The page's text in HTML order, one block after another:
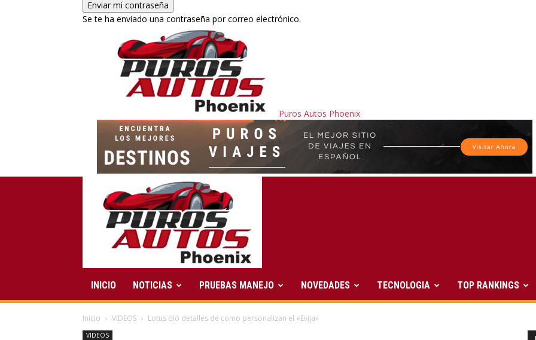
Se te ha enviado una contraseña por correo electrónico.
Puros Autos Phoenix
INICIO NOTICIAS PRUEBAS MANEJO NOVEDADES TECNOLOGIA TOP RANKINGS
Inicio VIDEOS Lotus dió detalles de como personalizan el «Evija»
VIDEOS